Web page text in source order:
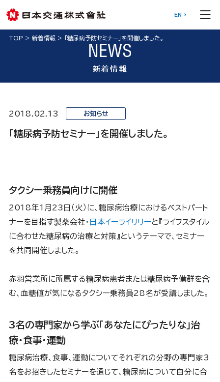
EN
TOP > 新着情報> 「糖尿病予防セミナー」を開催しました。
NEWS
新着情報
2018.02.13 お知らせ
「糖尿病予防セミナー」を開催しました。
タクシー乗務員向けに開催
2018年1月23日（火）に、糖尿病治療におけるベストパート
ナーを目指す製薬会社・ 日本イーライリリーと『ライフスタイル
に合わせた糖尿病の治療と対策』というテーマで、セミナー
を共同開催しました。
赤羽営業所に所属する糖尿病患者または糖尿病予備群を含
む、血糖値が気になるタクシー乗務員28名が受講しました。
3名の専門家から学ぶ「あなたにぴったりな」治
療・食事・運動
糖尿病治療、食事、運動についてそれぞれの分野の専門家3
名をお招きしたセミナーを通じて、糖尿病について自分に合